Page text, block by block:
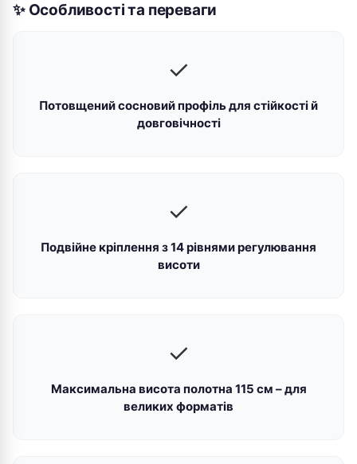
✨ Особливості та переваги
✓
Потовщений сосновий профіль для стійкості й
довговічності
✓
Подвійне кріплення з 14 рівнями регулювання
висоти
✓
Максимальна висота полотна 115 см – для
великих форматів